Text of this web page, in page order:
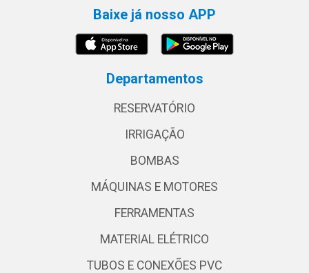
Baixe já nosso APP
Departamentos
RESERVATÓRIO
IRRIGAÇÃO
BOMBAS
MÁQUINAS E MOTORES
FERRAMENTAS
MATERIAL ELÉTRICO
TUBOS E CONEXÕES PVC